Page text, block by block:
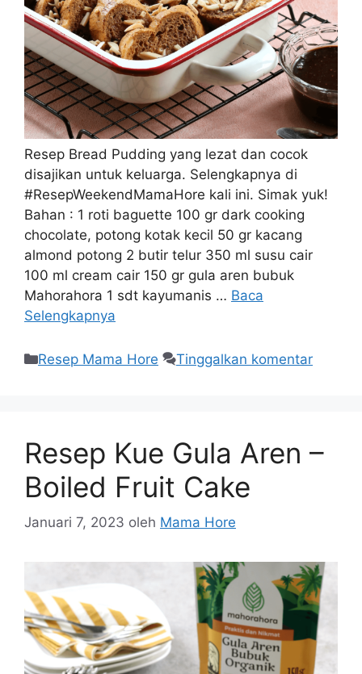
Resep Bread Pudding yang lezat dan cocok
disajikan untuk keluarga. Selengkapnya di
#ResepWeekendMamaHore kali ini. Simak yuk!
Bahan : 1 roti baguette 100 gr dark cooking
chocolate, potong kotak kecil 50 gr kacang
almond potong 2 butir telur 350 ml susu cair
100 ml cream cair 150 gr gula aren bubuk
Mahorahora 1 sdt kayumanis … Baca
Selengkapnya
Resep Mama Hore Tinggalkan komentar
Resep Kue Gula Aren –
Boiled Fruit Cake
Januari 7, 2023 oleh Mama Hore